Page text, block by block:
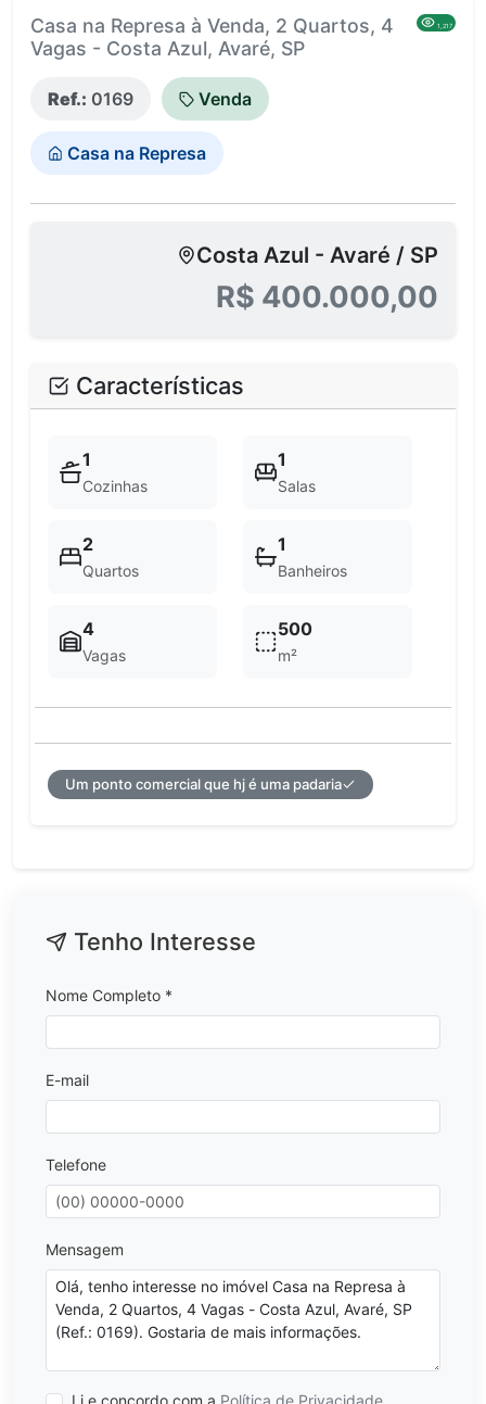
Casa na Represa à Venda, 2 Quartos, 4
Vagas - Costa Azul, Avaré, SP
1,217
Ref.: 0169 Venda
Casa na Represa
Costa Azul - Avaré / SP
R$ 400.000,00
Características
1
Cozinhas
1
Salas
2
Quartos
1
Banheiros
4
Vagas
500
m²
Um ponto comercial que hj é uma padaria
Tenho Interesse
Nome Completo *
E-mail
Telefone
Mensagem
Li e concordo com a Política de Privacidade.